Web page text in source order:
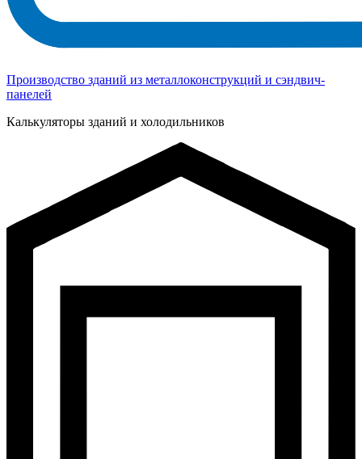
Производство зданий из металлоконструкций и сэндвич-
панелей
Калькуляторы зданий и холодильников